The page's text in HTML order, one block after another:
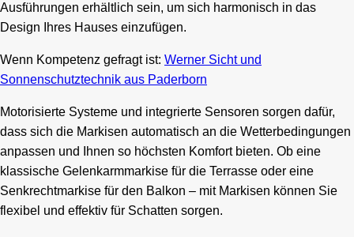
Ausführungen erhältlich sein, um sich harmonisch in das
Design Ihres Hauses einzufügen.
Wenn Kompetenz gefragt ist: Werner Sicht und
Sonnenschutztechnik aus Paderborn
Motorisierte Systeme und integrierte Sensoren sorgen dafür,
dass sich die Markisen automatisch an die Wetterbedingungen
anpassen und Ihnen so höchsten Komfort bieten. Ob eine
klassische Gelenkarmmarkise für die Terrasse oder eine
Senkrechtmarkise für den Balkon – mit Markisen können Sie
flexibel und effektiv für Schatten sorgen.